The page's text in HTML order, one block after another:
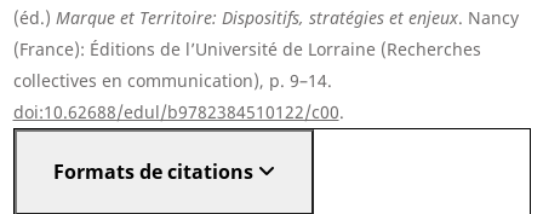
(éd.) Marque et Territoire: Dispositifs, stratégies et enjeux. Nancy
(France): Éditions de l’Université de Lorraine (Recherches
collectives en communication), p. 9–14.
doi:10.62688/edul/b9782384510122/c00.
Formats de citations